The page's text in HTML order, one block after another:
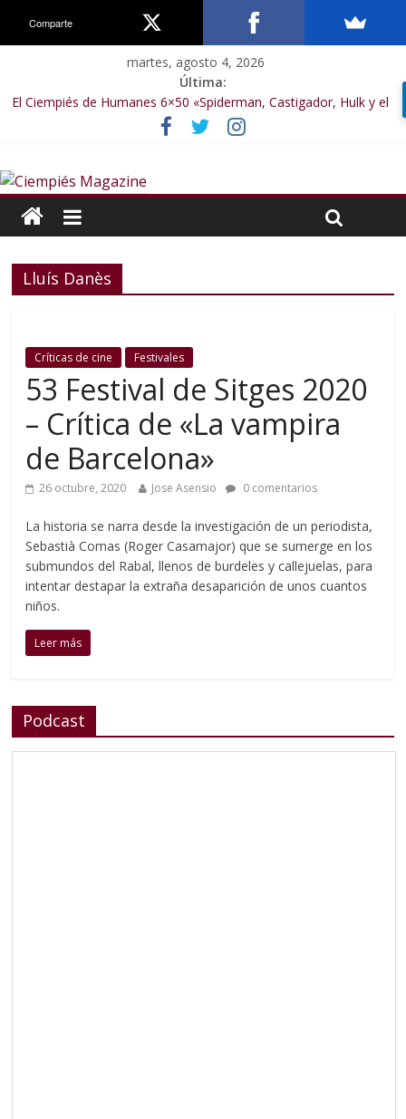
martes, agosto 4, 2026
Última:
El Ciempiés de Humanes 6×50 «Spiderman, Castigador, Hulk y el
final de la sexta temporada»
El Ciempiés de Humanes 6×49 «Kiritaaaaa»
El Ciempiés de Humanes 6×47 «De nada por nada»
El Ciempiés de Humanes 6×46 «Ciudadano Minion»
Lluís Danès
Críticas de cine Festivales
53 Festival de Sitges 2020
– Crítica de «La vampira
de Barcelona»
26 octubre, 2020 Jose Asensio 0 comentarios
La historia se narra desde la investigación de un periodista,
Sebastià Comas (Roger Casamajor) que se sumerge en los
submundos del Rabal, llenos de burdeles y callejuelas, para
intentar destapar la extraña desaparición de unos cuantos
niños.
Leer más
Podcast
Comparte